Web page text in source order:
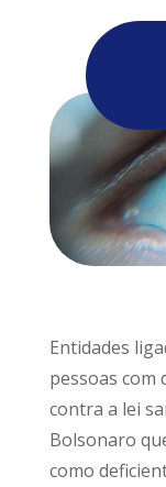
Entidades
pessoas com
contra a lei
Bolsonaro
como